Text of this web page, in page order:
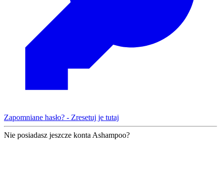
Zapomniane hasło? - Zresetuj je tutaj
Nie posiadasz jeszcze konta Ashampoo?